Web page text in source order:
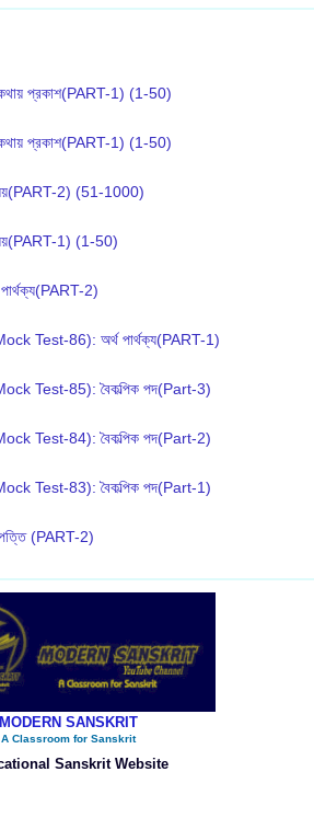
প্রকাশ(PART-1) (1-50)
প্রকাশ(PART-1) (1-50)
2) (51-1000)
1) (1-50)
2)
Test-86): অর্থ পার্থক্য(PART-1)
Test-85): বৈকল্পিক পদ(Part-3)
Test-84): বৈকল্পিক পদ(Part-2)
Test-83): বৈকল্পিক পদ(Part-1)
(PART-2)
MODERN SANSKRIT
A Classroom for Sanskrit
Sanskrit Website